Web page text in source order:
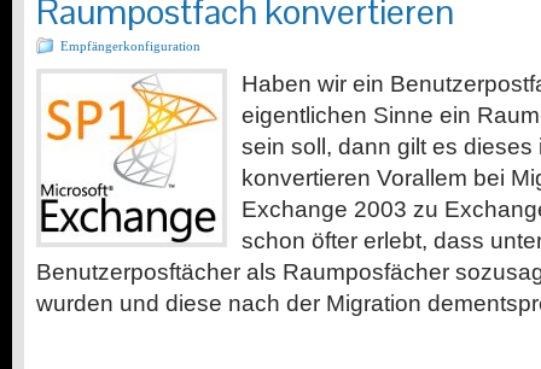
Raumpostfach konvertieren
Empfängerkonfiguration
Haben wir ein
eigentlichen Sinne ein
sein soll, dann gilt es
konvertieren Vorallem bei
Exchange 2003 zu
schon öfter erlebt, dass
Benutzerposftächer als Raumposfächer
wurden und diese nach der Migration